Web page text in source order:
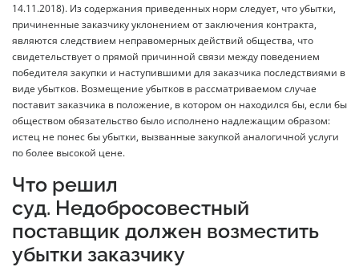
14.11.2018). Из содержания приведенных норм следует, что убытки,
причиненные заказчику уклонением от заключения контракта,
являются следствием неправомерных действий общества, что
свидетельствует о прямой причинной связи между поведением
победителя закупки и наступившими для заказчика последствиями в
виде убытков. Возмещение убытков в рассматриваемом случае
поставит заказчика в положение, в котором он находился бы, если бы
обществом обязательство было исполнено надлежащим образом:
истец не понес бы убытки, вызванные закупкой аналогичной услуги
по более высокой цене.
Что решил
суд. Недобросовестный
поставщик должен возместить
убытки заказчику